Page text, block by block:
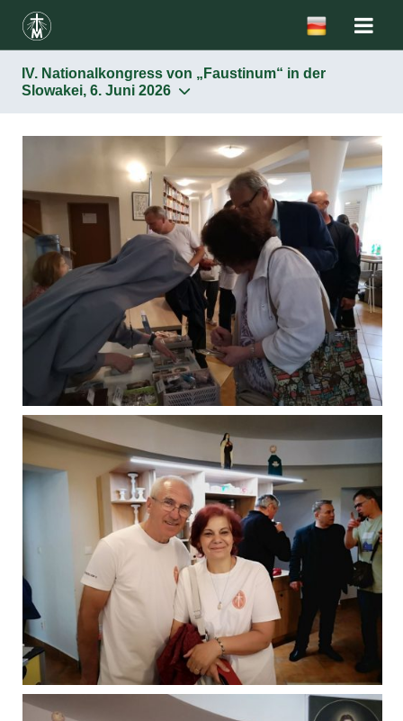
IV. Nationalkongress von „Faustinum“ in der
Slowakei, 6. Juni 2026